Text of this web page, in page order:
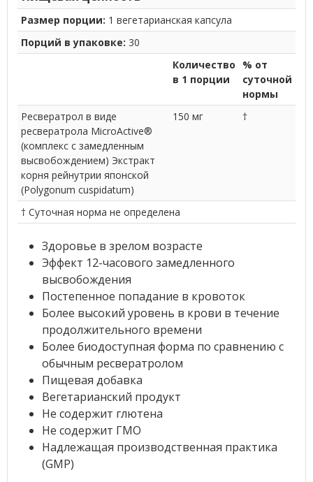
Размер порции: 1 вегетарианская капсула
Порций в упаковке: 30
Количество
в 1 порции
% от
суточной
нормы
Ресвератрол в виде
ресвератрола MicroActive®
(комплекс с замедленным
высвобождением) Экстракт
корня рейнутрии японской
(Polygonum cuspidatum)
150 мг †
† Суточная норма не определена
Здоровье в зрелом возрасте
Эффект 12-часового замедленного
высвобождения
Постепенное попадание в кровоток
Более высокий уровень в крови в течение
продолжительного времени
Более биодоступная форма по сравнению с
обычным ресвератролом
Пищевая добавка
Вегетарианский продукт
Не содержит глютена
Не содержит ГМО
Надлежащая производственная практика
(GMP)